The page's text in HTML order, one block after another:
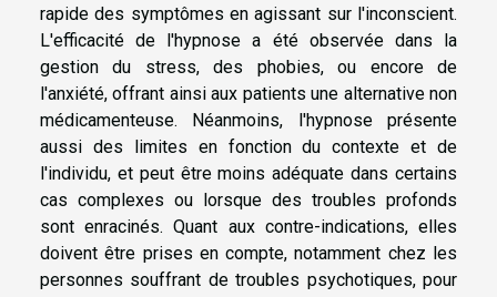
rapide des symptômes en agissant sur l'inconscient.
L'efficacité de l'hypnose a été observée dans la
gestion du stress, des phobies, ou encore de
l'anxiété, offrant ainsi aux patients une alternative non
médicamenteuse. Néanmoins, l'hypnose présente
aussi des limites en fonction du contexte et de
l'individu, et peut être moins adéquate dans certains
cas complexes ou lorsque des troubles profonds
sont enracinés. Quant aux contre-indications, elles
doivent être prises en compte, notamment chez les
personnes souffrant de troubles psychotiques, pour